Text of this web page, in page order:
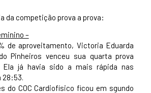
da competição prova a prova:
–
de aproveitamento, Victoria Eduarda
Pinheiros venceu sua quarta prova
Ela já havia sido a mais rápida nas
do COC Cardiofísico ficou em sgundo